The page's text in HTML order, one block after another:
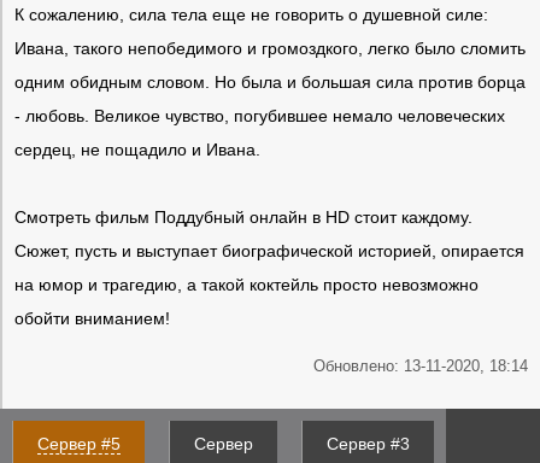
К сожалению, сила тела еще не говорить о душевной силе:
Ивана, такого непобедимого и громоздкого, легко было сломить
одним обидным словом. Но была и большая сила против борца
- любовь. Великое чувство, погубившее немало человеческих
сердец, не пощадило и Ивана.
Смотреть фильм Поддубный онлайн в HD стоит каждому.
Сюжет, пусть и выступает биографической историей, опирается
на юмор и трагедию, а такой коктейль просто невозможно
обойти вниманием!
Обновлено: 13-11-2020, 18:14
Сервер #5 Сервер Сервер #3